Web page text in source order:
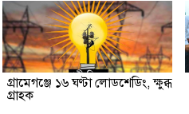
গ্রামেগঞ্জে ১৬ ঘণ্টা লোডশেডিং, ক্ষুব্ধ
গ্রাহক